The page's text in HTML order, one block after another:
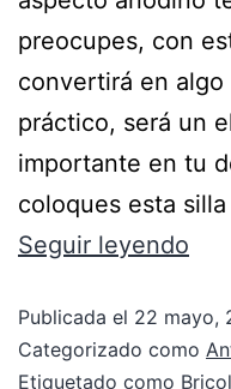
preocupes, con
convertirá en
práctico, será un
importante en tu
coloques esta
Seguir leyendo
Publicada el 22 mayo,
Categorizado como
Etiquetado como